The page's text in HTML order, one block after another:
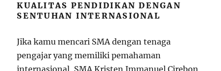
KUALITAS PENDIDIKAN DENGAN
SENTUHAN INTERNASIONAL
Jika kamu mencari SMA dengan tenaga
pengajar yang memiliki pemahaman